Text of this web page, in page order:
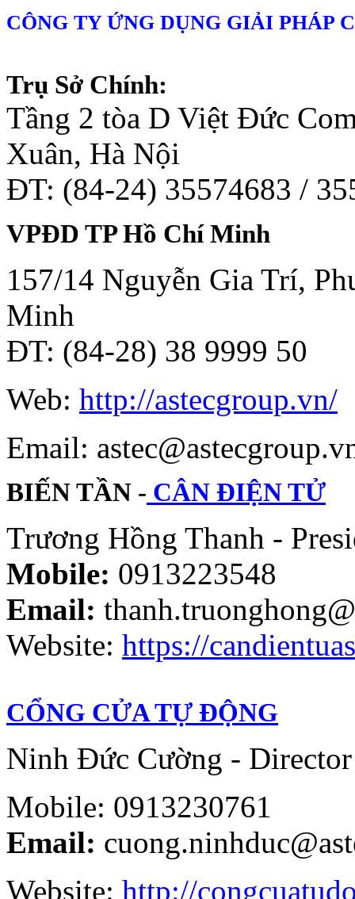
CÔNG TY ỨNG DỤNG GIẢI PHÁP
Trụ Sở Chính:
Tầng 2 tòa D Việt Đức
Xuân, Hà Nội
ĐT: (84-24) 35574683 /
VPĐD TP Hồ Chí Minh
157/14 Nguyễn Gia Trí,
Minh
ĐT: (84-28) 38 9999 50
Web: http://astecgroup.vn/
Email:
BIẾN TẦN - CÂN ĐIỆN TỬ
Trương Hồng Thanh -
Mobile: 0913223548
Email:
Website: https://
CỔNG CỬA TỰ ĐỘNG
Ninh Đức Cường - Director
Mobile: 0913230761
Email:
Website: http://